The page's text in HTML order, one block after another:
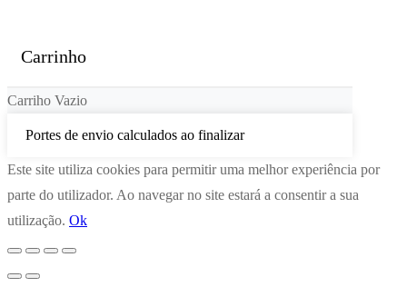
Carrinho
Carriho Vazio
Portes de envio calculados ao finalizar
Este site utiliza cookies para permitir uma melhor experiência por
parte do utilizador. Ao navegar no site estará a consentir a sua
utilização. Ok